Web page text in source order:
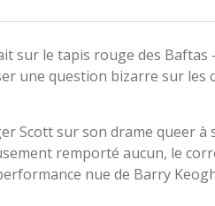
sur le tapis rouge des
une question bizarre sur
Scott sur son drame queer à
remporté aucun, le
nue de Barry